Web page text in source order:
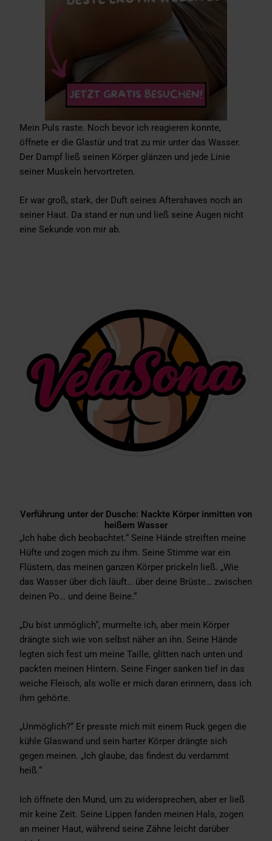
Mein Puls raste. Noch bevor ich reagieren konnte,
öffnete er die Glastür und trat zu mir unter das Wasser.
Der Dampf ließ seinen Körper glänzen und jede Linie
seiner Muskeln hervortreten.
Er war groß, stark, der Duft seines Aftershaves noch an
seiner Haut. Da stand er nun und ließ seine Augen nicht
eine Sekunde von mir ab.
Verführung unter der Dusche: Nackte Körper inmitten von
heißem Wasser
„Ich habe dich beobachtet.“ Seine Hände streiften meine
Hüfte und zogen mich zu ihm. Seine Stimme war ein
Flüstern, das meinen ganzen Körper prickeln ließ. „Wie
das Wasser über dich läuft… über deine Brüste… zwischen
deinen Po… und deine Beine.“
„Du bist unmöglich“, murmelte ich, aber mein Körper
drängte sich wie von selbst näher an ihn. Seine Hände
legten sich fest um meine Taille, glitten nach unten und
packten meinen Hintern. Seine Finger sanken tief in das
weiche Fleisch, als wolle er mich daran erinnern, dass ich
ihm gehörte.
„Unmöglich?“ Er presste mich mit einem Ruck gegen die
kühle Glaswand und sein harter Körper drängte sich
gegen meinen. „Ich glaube, das findest du verdammt
heiß.“
Ich öffnete den Mund, um zu widersprechen, aber er ließ
mir keine Zeit. Seine Lippen fanden meinen Hals, zogen
an meiner Haut, während seine Zähne leicht darüber